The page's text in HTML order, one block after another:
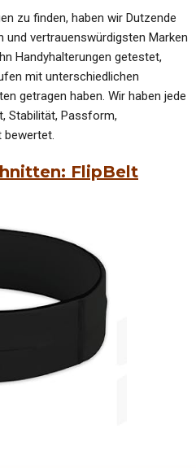
zu finden, haben wir Dutzende
und vertrauenswürdigsten Marken
Handyhalterungen getestet,
mit unterschiedlichen
getragen haben. Wir haben jede
Stabilität, Passform,
bewertet.
FlipBelt